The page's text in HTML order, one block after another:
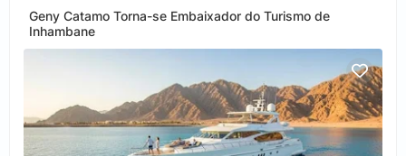
Geny Catamo Torna-se Embaixador do Turismo de
Inhambane